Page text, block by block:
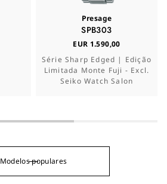
Presage
SPB303
EUR 1.590,00
Série Sharp Edged | Edição
Limitada Monte Fuji - Excl.
Seiko Watch Salon
Modelos populares